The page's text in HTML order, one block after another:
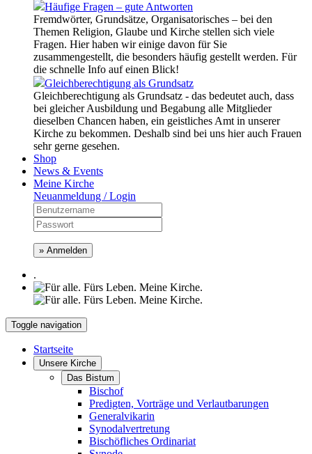
Häufige Fragen – gute Antworten
Fremdwörter, Grundsätze, Organisatorisches – bei den
Themen Religion, Glaube und Kirche stellen sich viele
Fragen. Hier haben wir einige davon für Sie
zusammengestellt, die besonders häufig gestellt werden. Für
die schnelle Info auf einen Blick!
Gleichberechtigung als Grundsatz
Gleichberechtigung als Grundsatz - das bedeutet auch, dass
bei gleicher Ausbildung und Begabung alle Mitglieder
dieselben Chancen haben, ein geistliches Amt in unserer
Kirche zu bekommen. Deshalb sind bei uns hier auch Frauen
sehr gerne gesehen.
Shop
News & Events
Meine Kirche
Neuanmeldung / Login
» Anmelden
.
Toggle navigation
Startseite
Unsere Kirche
Das Bistum
Bischof
Predigten, Vorträge und Verlautbarungen
Generalvikarin
Synodalvertretung
Bischöfliches Ordinariat